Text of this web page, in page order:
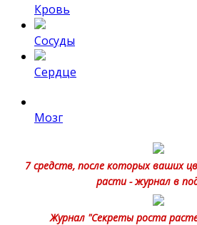
Кровь
Сосуды
Сердце
Мозг
7 средств, после которых ваших
расти - журнал в
Журнал "Секреты роста